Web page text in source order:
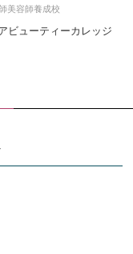
美容師養成校